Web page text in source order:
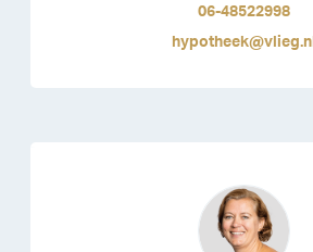
06-48522998
hypotheek@vlieg.nl